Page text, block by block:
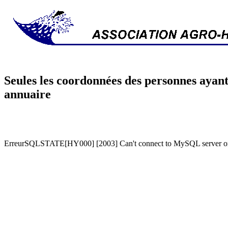
Seules les coordonnées des personnes
annuaire
ErreurSQLSTATE[HY000] [2003] Can't connect to MySQL server